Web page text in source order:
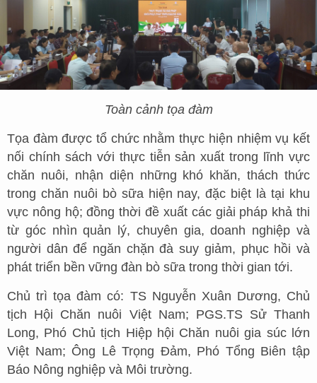
Toàn cảnh tọa đàm
Tọa đàm được tổ chức nhằm thực hiện nhiệm vụ kết
nối chính sách với thực tiễn sản xuất trong lĩnh vực
chăn nuôi, nhận diện những khó khăn, thách thức
trong chăn nuôi bò sữa hiện nay, đặc biệt là tại khu
vực nông hộ; đồng thời đề xuất các giải pháp khả thi
từ góc nhìn quản lý, chuyên gia, doanh nghiệp và
người dân để ngăn chặn đà suy giảm, phục hồi và
phát triển bền vững đàn bò sữa trong thời gian tới.
Chủ trì tọa đàm có: TS Nguyễn Xuân Dương, Chủ
tịch Hội Chăn nuôi Việt Nam; PGS.TS Sử Thanh
Long, Phó Chủ tịch Hiệp hội Chăn nuôi gia súc lớn
Việt Nam; Ông Lê Trọng Đảm, Phó Tổng Biên tập
Báo Nông nghiệp và Môi trường.